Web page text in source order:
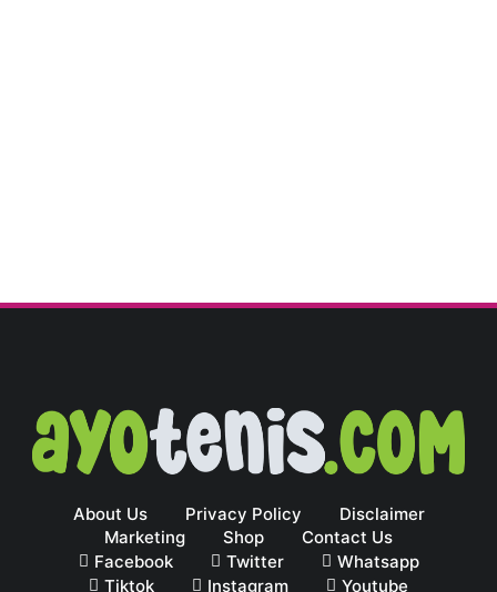
About Us Privacy Policy
Disclaimer
Marketing
Shop
Contact Us
Facebook
Twitter
Whatsapp
Tiktok
Instagram Youtube